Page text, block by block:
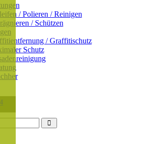
/ Polieren / Reinigen
/ Schützen
/ Graffitischutz
Schutz